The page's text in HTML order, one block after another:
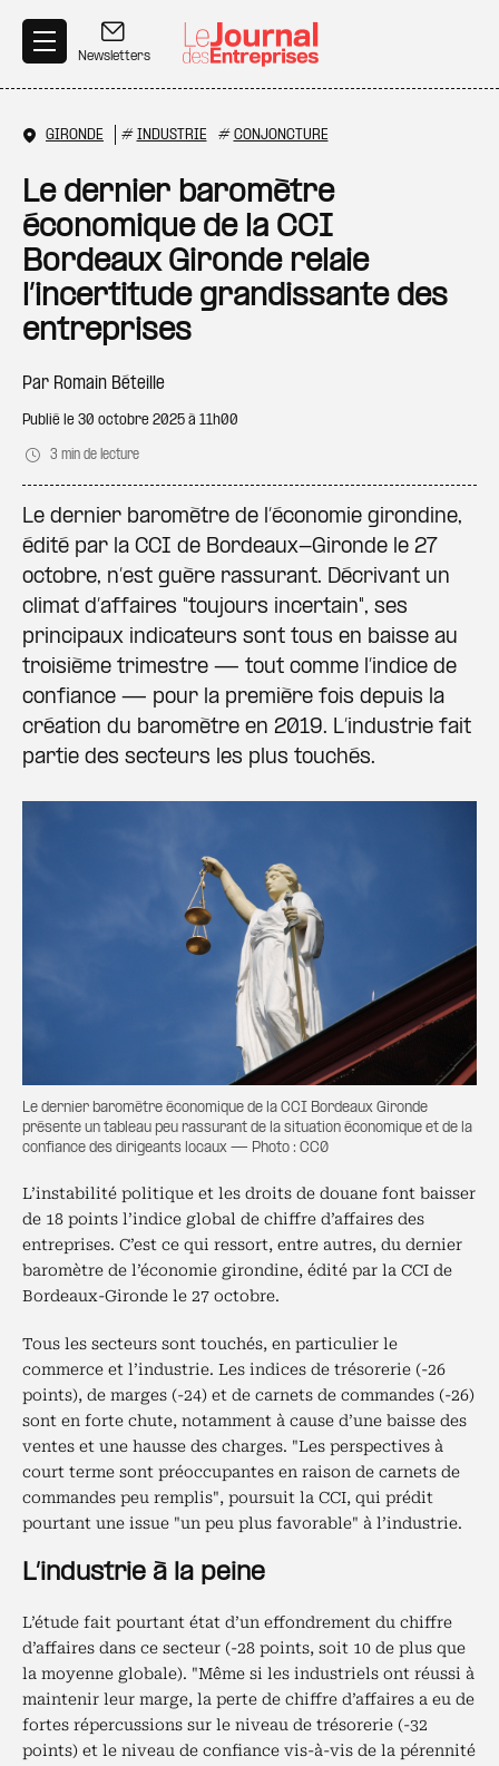
Newsletters
GIRONDE # INDUSTRIE # CONJONCTURE
Le dernier baromètre
économique de la CCI
Bordeaux Gironde relaie
l’incertitude grandissante des
entreprises
Par Romain Béteille
Publié le 30 octobre 2025 à 11h00
3 min de lecture
Le dernier baromètre de l’économie girondine,
édité par la CCI de Bordeaux-Gironde le 27
octobre, n’est guère rassurant. Décrivant un
climat d’affaires "toujours incertain", ses
principaux indicateurs sont tous en baisse au
troisième trimestre — tout comme l’indice de
confiance — pour la première fois depuis la
création du baromètre en 2019. L’industrie fait
partie des secteurs les plus touchés.
Le dernier baromètre économique de la CCI Bordeaux Gironde
présente un tableau peu rassurant de la situation économique et de la
confiance des dirigeants locaux — Photo : CC0
L’instabilité politique et les droits de douane font baisser
de 18 points l’indice global de chiffre d’affaires des
entreprises. C’est ce qui ressort, entre autres, du dernier
baromètre de l’économie girondine, édité par la CCI de
Bordeaux-Gironde le 27 octobre.
Tous les secteurs sont touchés, en particulier le
commerce et l’industrie. Les indices de trésorerie (-26
points), de marges (-24) et de carnets de commandes (-26)
sont en forte chute, notamment à cause d’une baisse des
ventes et une hausse des charges. "Les perspectives à
court terme sont préoccupantes en raison de carnets de
commandes peu remplis", poursuit la CCI, qui prédit
pourtant une issue "un peu plus favorable" à l’industrie.
L’industrie à la peine
L’étude fait pourtant état d’un effondrement du chiffre
d’affaires dans ce secteur (-28 points, soit 10 de plus que
la moyenne globale). "Même si les industriels ont réussi à
maintenir leur marge, la perte de chiffre d’affaires a eu de
fortes répercussions sur le niveau de trésorerie (-32
points) et le niveau de confiance vis-à-vis de la pérennité